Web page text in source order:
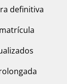
definitiva